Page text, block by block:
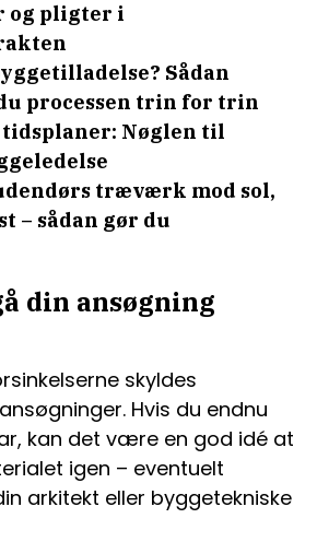
og pligter i
Sådan
processen trin for trin
Nøglen til
træværk mod sol,
– sådan gør du
din ansøgning
skyldes
Hvis du endnu
kan det være en god idé at
igen – eventuelt
arkitekt eller byggetekniske